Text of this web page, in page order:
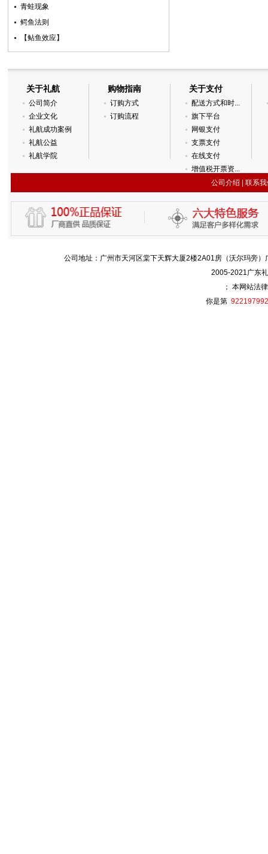
青蛙现象
鳄鱼法则
【鲇鱼效应】­
关于礼航
公司简介
企业文化
礼航成功案例
礼航公益
礼航学院
购物指南
订购方式
订购流程
关于支付
配送方式和时...
旗下平台
网银支付
支票支付
在线支付
增值税开票资...
公司介绍
联系
公司地址：广州市天河区棠下天辉大厦2楼2A01房（沃尔玛
2005-2021广东
； 本网站法
你是第